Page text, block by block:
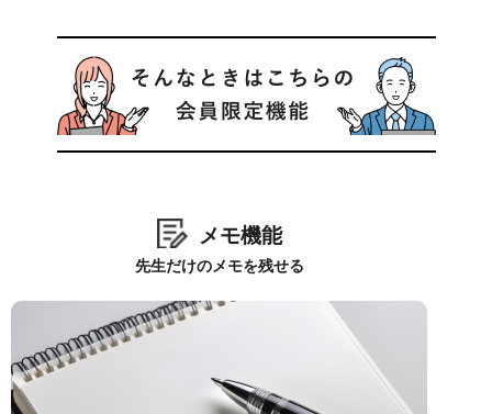
メモ機能
先生だけのメモを残せる